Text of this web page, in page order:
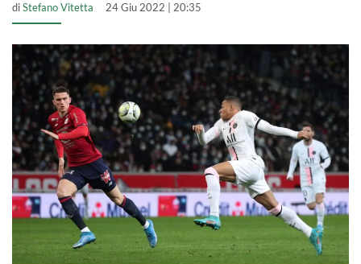
diStefano Vitetta 24 Giu 2022 | 20:35